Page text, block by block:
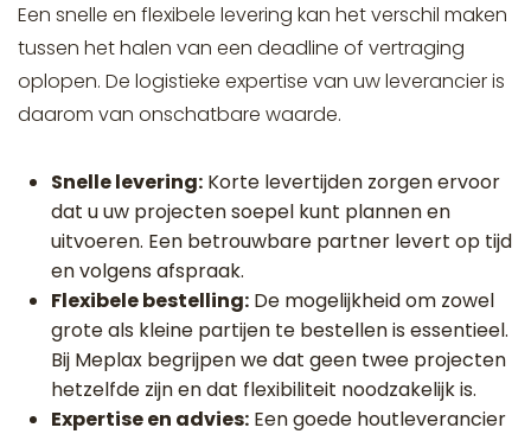
Een snelle en flexibele levering kan het verschil maken
tussen het halen van een deadline of vertraging
oplopen. De logistieke expertise van uw leverancier is
daarom van onschatbare waarde.
Snelle levering: Korte levertijden zorgen ervoor
dat u uw projecten soepel kunt plannen en
uitvoeren. Een betrouwbare partner levert op tijd
en volgens afspraak.
Flexibele bestelling: De mogelijkheid om zowel
grote als kleine partijen te bestellen is essentieel.
Bij Meplax begrijpen we dat geen twee projecten
hetzelfde zijn en dat flexibiliteit noodzakelijk is.
Expertise en advies: Een goede houtleverancier